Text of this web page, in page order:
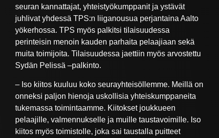
seuran kannattajat, yhteistyökumppanit ja ystävät
juhlivat yhdessä TPS:n liiganousua perjantaina Aalto
yökerhossa. TPS myös palkitsi tilaisuudessa
perinteisin menoin kauden parhaita pelaajiaan sekä
muita toimijoita. Tilaisuudessa jaettiin myös arvostettu
Sydän Pelissä –palkinto.
– Iso kiitos kuuluu koko seurayhteisöllemme. Meillä on
onneksi paljon hienoja uskollisia yhteiskumppaneita
tukemassa toimintaamme. Kiitokset joukkueen
pelaajille, valmennukselle ja muille taustavoimille. Iso
kiitos myös toimistolle, joka sai taustalla puitteet